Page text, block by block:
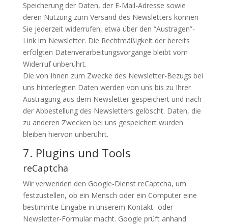
Speicherung der Daten, der E-Mail-Adresse sowie
deren Nutzung zum Versand des Newsletters können
Sie jederzeit widerrufen, etwa über den “Austragen”-
Link im Newsletter. Die Rechtmäßigkeit der bereits
erfolgten Datenverarbeitungsvorgänge bleibt vom
Widerruf unberührt.
Die von Ihnen zum Zwecke des Newsletter-Bezugs bei
uns hinterlegten Daten werden von uns bis zu Ihrer
Austragung aus dem Newsletter gespeichert und nach
der Abbestellung des Newsletters gelöscht. Daten, die
zu anderen Zwecken bei uns gespeichert wurden
bleiben hiervon unberührt.
7. Plugins und Tools
reCaptcha
Wir verwenden den Google-Dienst reCaptcha, um
festzustellen, ob ein Mensch oder ein Computer eine
bestimmte Eingabe in unserem Kontakt- oder
Newsletter-Formular macht. Google prüft anhand